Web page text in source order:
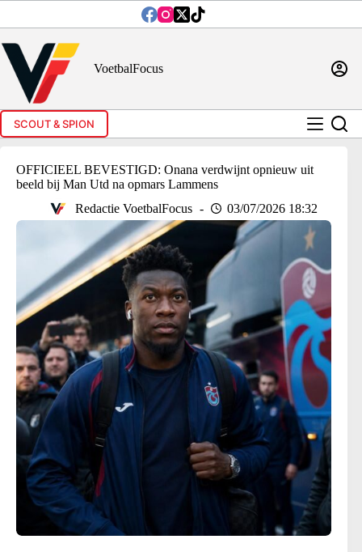
inhoud
VoetbalFocus
SCOUT & SPION
OFFICIEEL BEVESTIGD: Onana verdwijnt opnieuw uit
beeld bij Man Utd na opmars Lammens
Redactie VoetbalFocus
03/07/2026 18:32